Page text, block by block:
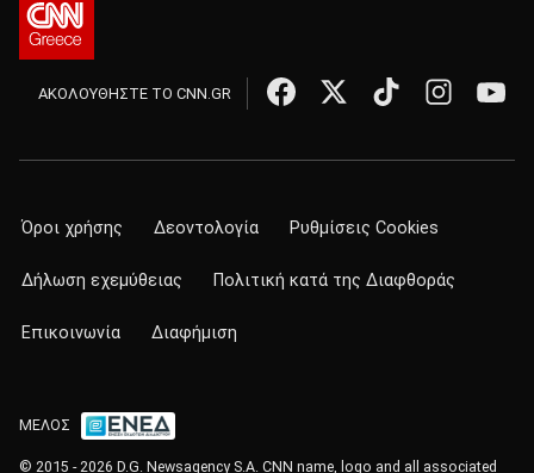
ΑΚΟΛΟΥΘΗΣΤΕ ΤΟ CNN.GR
Όροι χρήσης Δεοντολογία Ρυθμίσεις Cookies
Δήλωση εχεμύθειας Πολιτική κατά της Διαφθοράς
Επικοινωνία Διαφήμιση
ΜΕΛΟΣ
© 2015 - 2026 D.G. Newsagency S.A. CNN name, logo and all associated